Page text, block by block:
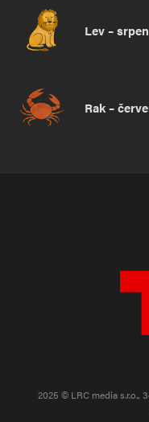
Lev – srpen
Rak –
2025 © LRC media s.r.o.,